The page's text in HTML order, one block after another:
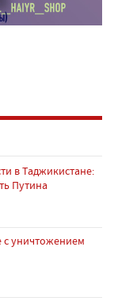
в Таджикистане:
Путина
с уничтожением